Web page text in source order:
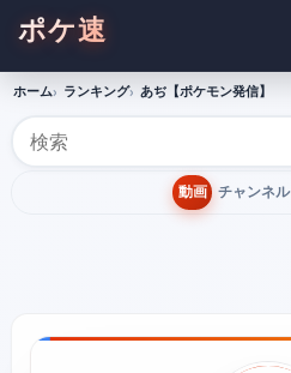
ポケ速
ホーム ランキング あぢ【ポケモン発信】
動画 チャンネル